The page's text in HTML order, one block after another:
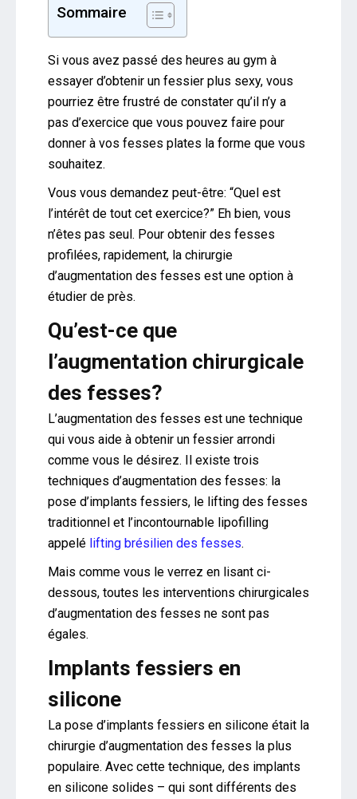
Sommaire
Si vous avez passé des heures au gym à
essayer d’obtenir un fessier plus sexy, vous
pourriez être frustré de constater qu’il n’y a
pas d’exercice que vous pouvez faire pour
donner à vos fesses plates la forme que vous
souhaitez.
Vous vous demandez peut-être: “Quel est
l’intérêt de tout cet exercice?” Eh bien, vous
n’êtes pas seul. Pour obtenir des fesses
profilées, rapidement, la chirurgie
d’augmentation des fesses est une option à
étudier de près.
Qu’est-ce que
l’augmentation chirurgicale
des fesses?
L’augmentation des fesses est une technique
qui vous aide à obtenir un fessier arrondi
comme vous le désirez. Il existe trois
techniques d’augmentation des fesses: la
pose d’implants fessiers, le lifting des fesses
traditionnel et l’incontournable lipofilling
appelé lifting brésilien des fesses.
Mais comme vous le verrez en lisant ci-
dessous, toutes les interventions chirurgicales
d’augmentation des fesses ne sont pas
égales.
Implants fessiers en
silicone
La pose d’implants fessiers en silicone était la
chirurgie d’augmentation des fesses la plus
populaire. Avec cette technique, des implants
en silicone solides – qui sont différents des